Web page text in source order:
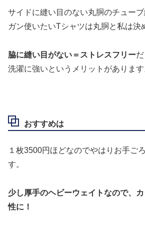
サイドに縫い目のない丸胴のチュー
ガン使いたいTシャツは丸胴と私は決
脇に縫い目がない＝ストレスフリー
洗濯に強いというメリットがあります
おすすめは
１枚3500円ほどなのでやはりお手ご
す。
少し厚手のヘビーウェイトなので、
性に！